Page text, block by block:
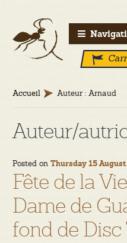
Aller
à
Aller
au
contenu
Accueil Auteur : Arnaud
Auteur/
Posted on Thursday 15
Fête de la
Dame de
fond de